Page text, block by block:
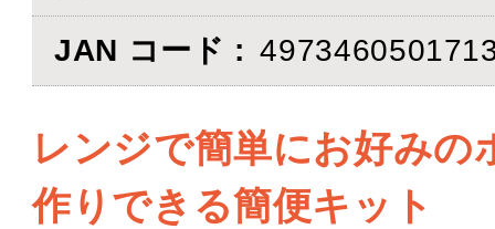
JAN コード
レンジで簡単にお好みの
作りできる簡便キット